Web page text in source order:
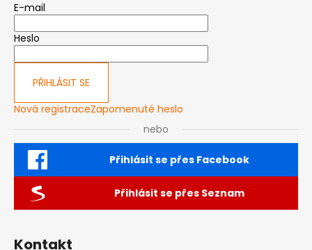
E-mail
Heslo
PŘIHLÁSIT SE
Nová registraceZapomenuté heslo
nebo
Přihlásit se přes Facebook
Přihlásit se přes Seznam
Kontakt